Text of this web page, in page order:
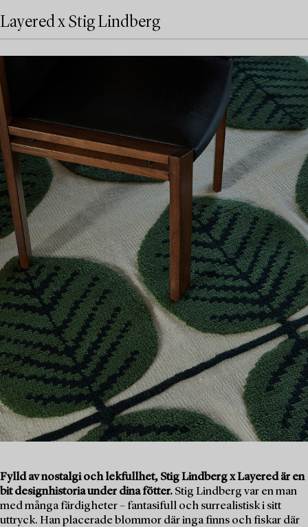
Layered x Stig Lindberg
Fylld av nostalgi och lekfullhet, Stig Lindberg x Layered är en
bit designhistoria under dina fötter. Stig Lindberg var en man
med många färdigheter – fantasifull och surrealistisk i sitt
uttryck. Han placerade blommor där inga finns och fiskar där